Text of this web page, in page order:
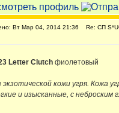
Вт Мар 04, 2014 21:36 Re: СП
Letter Clutch фиолетовый
экзотической кожи угря. Кожа
и изысканные, с неброским